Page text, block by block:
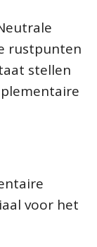
rustpunten
stellen
voor het